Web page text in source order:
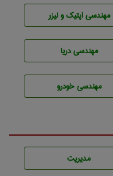
مهندسی اپتیک و لیزر
مهندسی دریا
مهندسی خودرو
مديريت